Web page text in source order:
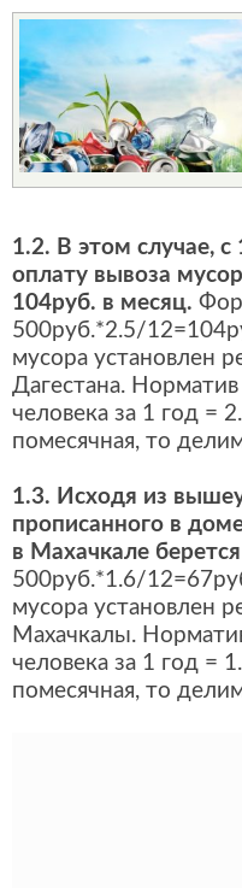
1.2. В этом случае,
оплату вывоза
104руб. в месяц.
500руб.*2.5/
мусора установлен
Дагестана.
человека за 1 год =
помесячная, то
1.3. Исходя из
прописанного в
в Махачкале
500руб.*1.6/
мусора установлен
Махачкалы.
человека за 1 год =
помесячная, то